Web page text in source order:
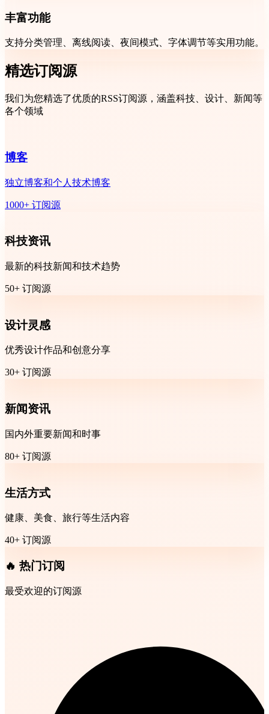
丰富功能
支持分类管理、离线阅读、夜间模式、字体调节等实用功能。
精选订阅源
我们为您精选了优质的RSS订阅源，涵盖科技、设计、新闻等
各个领域
博客
独立博客和个人技术博客
1000+ 订阅源
科技资讯
最新的科技新闻和技术趋势
50+ 订阅源
设计灵感
优秀设计作品和创意分享
30+ 订阅源
新闻资讯
国内外重要新闻和时事
80+ 订阅源
生活方式
健康、美食、旅行等生活内容
40+ 订阅源
🔥 热门订阅
最受欢迎的订阅源